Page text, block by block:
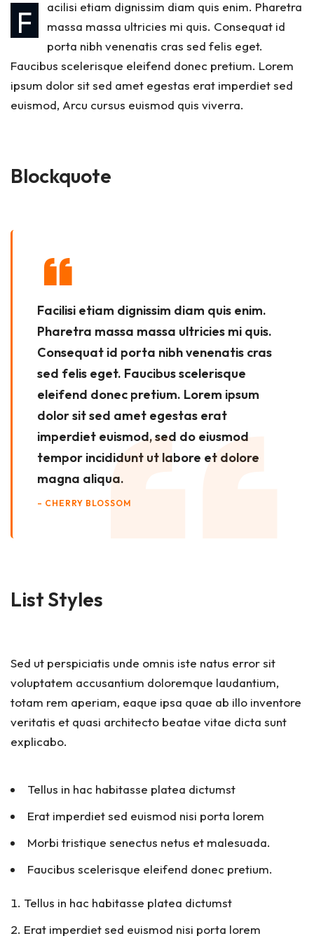
F
acilisi etiam dignissim diam quis enim. Pharetra
massa massa ultricies mi quis. Consequat id
porta nibh venenatis cras sed felis eget.
Faucibus scelerisque eleifend donec pretium. Lorem
ipsum dolor sit sed amet egestas erat imperdiet sed
euismod, Arcu cursus euismod quis viverra.
Blockquote
Facilisi etiam dignissim diam quis enim.
Pharetra massa massa ultricies mi quis.
Consequat id porta nibh venenatis cras
sed felis eget. Faucibus scelerisque
eleifend donec pretium. Lorem ipsum
dolor sit sed amet egestas erat
imperdiet euismod, sed do eiusmod
tempor incididunt ut labore et dolore
magna aliqua.
– CHERRY BLOSSOM
List Styles
Sed ut perspiciatis unde omnis iste natus error sit
voluptatem accusantium doloremque laudantium,
totam rem aperiam, eaque ipsa quae ab illo inventore
veritatis et quasi architecto beatae vitae dicta sunt
explicabo.
Tellus in hac habitasse platea dictumst
Erat imperdiet sed euismod nisi porta lorem
Morbi tristique senectus netus et malesuada.
Faucibus scelerisque eleifend donec pretium.
Tellus in hac habitasse platea dictumst
Erat imperdiet sed euismod nisi porta lorem